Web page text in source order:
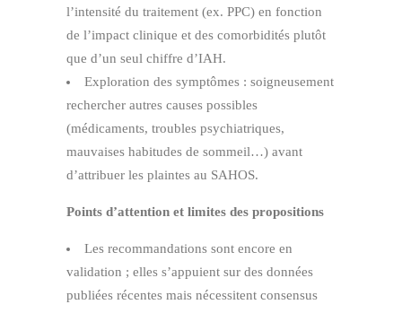
l’intensité du traitement (ex. PPC) en fonction
de l’impact clinique et des comorbidités plutôt
que d’un seul chiffre d’IAH.
Exploration des symptômes : soigneusement
rechercher autres causes possibles
(médicaments, troubles psychiatriques,
mauvaises habitudes de sommeil…) avant
d’attribuer les plaintes au SAHOS.
Points d’attention et limites des propositions
Les recommandations sont encore en
validation ; elles s’appuient sur des données
publiées récentes mais nécessitent consensus